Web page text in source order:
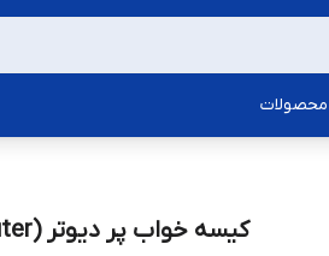
کیسه خواب پر دیوتر (Deuter)مدل CY660